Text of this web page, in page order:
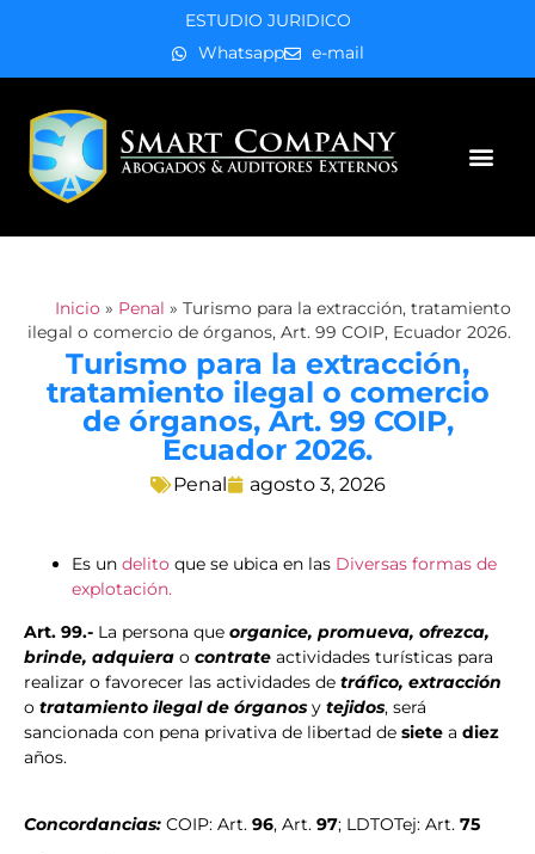
ESTUDIO JURIDICO
Whatsapp
e-mail
Inicio » Penal » Turismo para la extracción, tratamiento
ilegal o comercio de órganos, Art. 99 COIP, Ecuador 2026.
Turismo para la extracción,
tratamiento ilegal o comercio
de órganos, Art. 99 COIP,
Ecuador 2026.
Penal agosto 3, 2026
Es un delito que se ubica en las Diversas formas de
explotación.
Art. 99.- La persona que organice, promueva, ofrezca,
brinde, adquiera o contrate actividades turísticas para
realizar o favorecer las actividades de tráfico, extracción
o tratamiento ilegal de órganos y tejidos, será
sancionada con pena privativa de libertad de siete a diez
años.
Concordancias: COIP: Art. 96, Art. 97; LDTOTej: Art. 75